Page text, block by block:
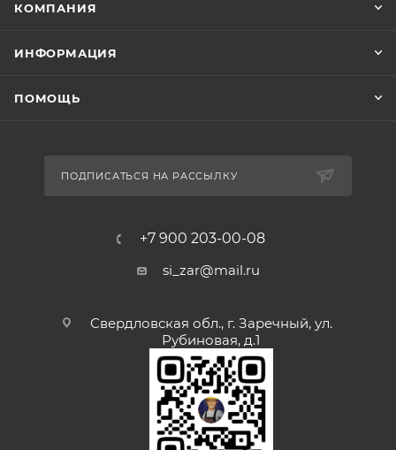
КОМПАНИЯ
ИНФОРМАЦИЯ
ПОМОЩЬ
ПОДПИСАТЬСЯ НА РАССЫЛКУ
+7 900 203-00-08
si_zar@mail.ru
Свердловская обл., г. Заречный, ул.
Рубиновая, д.1